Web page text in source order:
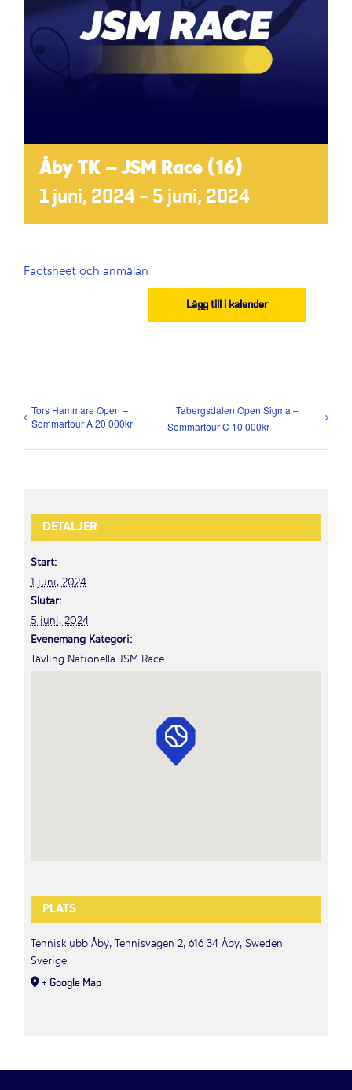
Åby TK – JSM Race (16)
1 juni, 2024 – 5 juni, 2024
Factsheet och anmälan
Lägg till i kalender
Tors Hammare Open –
Sommartour A 20 000kr
Tabergsdalen Open Sigma –
Sommartour C 10 000kr
DETALJER
Start:
1 juni, 2024
Slutar:
5 juni, 2024
Evenemang Kategori:
Tävling Nationella JSM Race
PLATS
Tennisklubb Åby, Tennisvägen 2, 616 34 Åby, Sweden
Sverige
+ Google Map